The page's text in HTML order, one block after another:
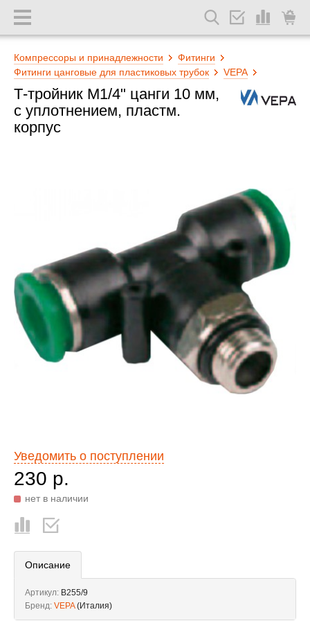
Компрессоры и принадлежности
Фитинги
Фитинги цанговые для пластиковых трубок
VEPA
Т-тройник М1/4" цанги 10 мм,
с уплотнением, пластм.
корпус
Уведомить о поступлении
230 р.
нет в наличии
Описание
Артикул: B255/9
Бренд: VEPA (Италия)